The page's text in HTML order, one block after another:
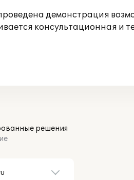
демонстрация
консультационная и
решения